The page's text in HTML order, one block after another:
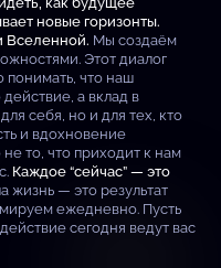
новые горизонты.
Вселенной. Мы создаём
Этот диалог
понимать, что наш
а вклад в
себя, но и для тех, кто
и вдохновение
то, что приходит к нам
Каждое “сейчас” — это
жизнь — это результат
ежедневно. Пусть
сегодня ведут вас